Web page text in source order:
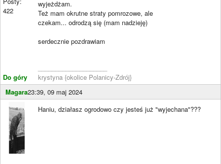
422
Do góry
wyjeżdżam.
Też mam okrutne straty pomrozowe, ale
czekam... odrodzą się (mam nadzieję)
serdecznie pozdrawiam
krystyna {okolice Polanicy-Zdrój}
Magara23:39, 09 maj 2024
Haniu, działasz ogrodowo czy jesteś już "wyjechana"???